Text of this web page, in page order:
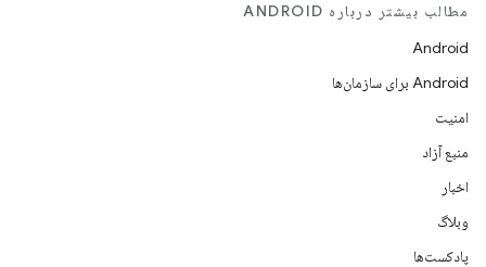
مطالب بیشتر درباره ANDROID
Android
Android برای سازمان‌ها
امنیت
منبع آزاد
اخبار
وبلاگ
پادکست‌ها